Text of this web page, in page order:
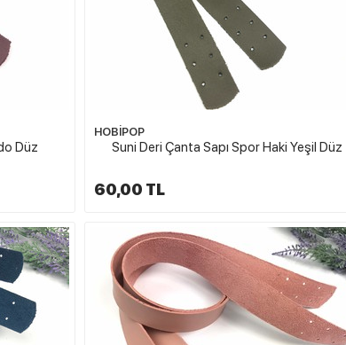
Düz
HOBİPOP
Suni Deri Çanta Sapı Spor Haki Yeşil Düz
60,00 TL